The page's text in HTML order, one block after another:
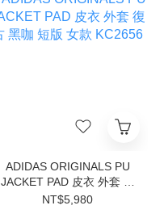
ADIDAS ORIGINALS PU
JACKET PAD 皮衣 外套 復
古 黑咖 短版 女款 KC2656
NT$5,980